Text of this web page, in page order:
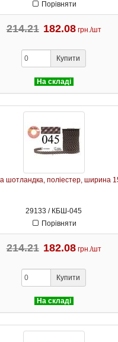
Порівняти
214.21 182.08 грн./шт
Купити
На складі
шотландка, поліестер, ширина
29133 / КБШ-045
Порівняти
214.21 182.08 грн./шт
Купити
На складі